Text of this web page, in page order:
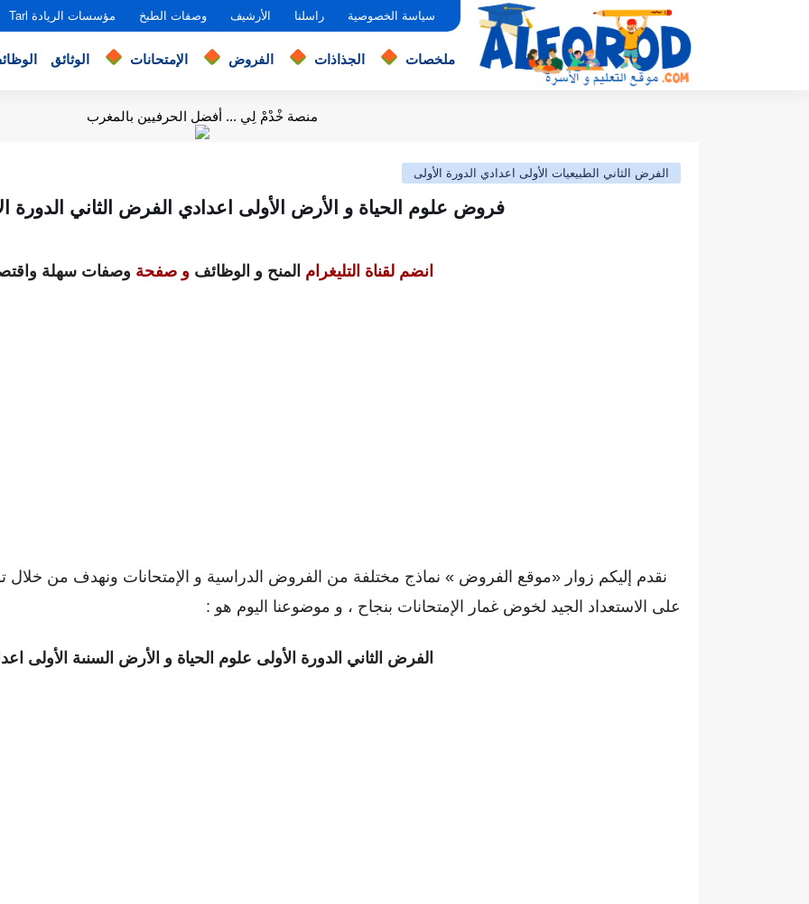
سياسة الخصوصية راسلنا الأرشيف وصفات الطبخ مؤسسات الريادة Tarl
ملخصات الجذاذات الفروض الإمتحانات الوثائق
منصة خْدْمْ لِي ... أفضل الحرفيين بالمغرب
الفرض الثاني الطبيعيات الأولى اعدادي الدورة الأولى
فروض علوم الحياة و الأرض الأولى اعدادي الفرض الثاني الدورة
انضم لقناة التليغرام المنح و الوظائف و صفحة وصفات سهلة
نقدم إليكم زوار «موقع الفروض » نماذج مختلفة من الفروض الدراسية و الإمتحانات ونهدف من خلال
على الاستعداد الجيد لخوض غمار الإمتحانات بنجاح ، و موضوعنا اليوم هو :
الفرض الثاني الدورة الأولى علوم الحياة و الأرض السنىة الأولى